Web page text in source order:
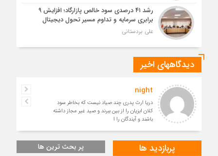
رشد ۴۱ درصدی سود خالص پازارگاد؛ افزایش ۹
برابری سرمایه و تداوم مسیر تحول دیجیتال
علی بردستانی
دیدگاههای اخیر
night
دریا ارث پدری چند صیاد نیست که بخاطر سود
کلان ابزیان را از بین ببرند و صید غیر مجاز داشته
باشند و آیندگان را ا
پربازدید ها پر بحث ترین ها